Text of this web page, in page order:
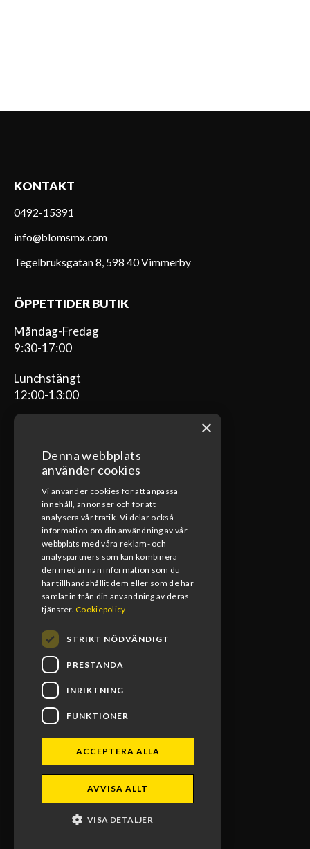
KONTAKT
0492-15391
info@blomsmx.com
Tegelbruksgatan 8, 598 40 Vimmerby
ÖPPETTIDER BUTIK
Måndag-Fredag
9:30-17:00
Lunchstängt
12:00-13:00
ÖPPETTIDER VERKSTAD
Måndag-Fredag
08:00-17:00
Lunchstängt
12:00-13:00
BLOMS MX RACING 2026. ALL RIGHTS RESERVED.
×
Denna webbplats
använder cookies
Vi använder cookies för att anpassa
innehåll, annonser och för att
analysera vår trafik. Vi delar också
information om din användning av vår
webbplats med våra reklam- och
analyspartners som kan kombinera
den med annan information som du
har tillhandahållit dem eller som de har
samlat in från din användning av deras
tjänster. Cookiepolicy
STRIKT NÖDVÄNDIGT
PRESTANDA
INRIKTNING
FUNKTIONER
ACCEPTERA ALLA
AVVISA ALLT
VISA DETALJER